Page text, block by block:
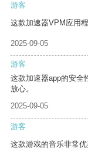
游客
这款加速器VPM应用
2025-09-05
游客
这款加速器app的安全
放心。
2025-09-05
游客
这款游戏的音乐非常优